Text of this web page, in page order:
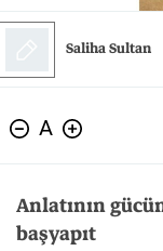
Saliha Sultan
A
Anlatının
başyapıt